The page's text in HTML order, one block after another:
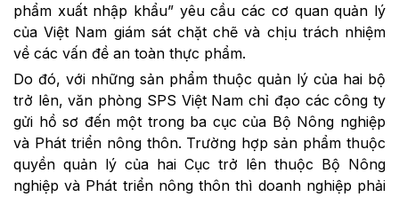
phẩm xuất nhập khẩu” yêu cầu các cơ quan quản lý
của Việt Nam giám sát chặt chẽ và chịu trách nhiệm
về các vấn đề an toàn thực phẩm.
Do đó, với những sản phẩm thuộc quản lý của hai bộ
trở lên, văn phòng SPS Việt Nam chỉ đạo các công ty
gửi hồ sơ đến một trong ba cục của Bộ Nông nghiệp
và Phát triển nông thôn. Trường hợp sản phẩm thuộc
quyền quản lý của hai Cục trở lên thuộc Bộ Nông
nghiệp và Phát triển nông thôn thì doanh nghiệp phải